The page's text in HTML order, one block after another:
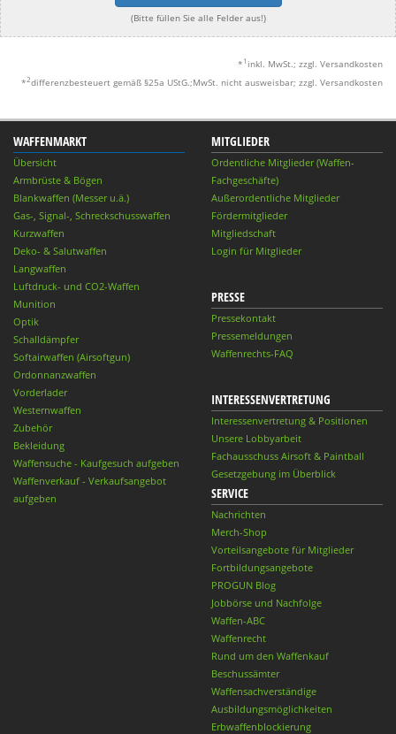
(Bitte füllen Sie alle Felder aus!)
* 1 inkl. MwSt.; zzgl. Versandkosten
*2differenzbesteuert gemäß §25a UStG.;MwSt. nicht ausweisbar; zzgl. Versandkosten
WAFFENMARKT
Übersicht
Armbrüste & Bögen
Blankwaffen (Messer u.ä.)
Gas-, Signal-, Schreckschusswaffen
Kurzwaffen
Deko- & Salutwaffen
Langwaffen
Luftdruck- und CO2-Waffen
Munition
Optik
Schalldämpfer
Softairwaffen (Airsoftgun)
Ordonnanzwaffen
Vorderlader
Westernwaffen
Zubehör
Bekleidung
Waffensuche - Kaufgesuch aufgeben
Waffenverkauf - Verkaufsangebot
aufgeben
MITGLIEDER
Ordentliche Mitglieder (Waffen-
Fachgeschäfte)
Außerordentliche Mitglieder
Fördermitglieder
Mitgliedschaft
Login für Mitglieder
PRESSE
Pressekontakt
Pressemeldungen
Waffenrechts-FAQ
INTERESSENVERTRETUNG
Interessenvertretung & Positionen
Unsere Lobbyarbeit
Fachausschuss Airsoft & Paintball
Gesetzgebung im Überblick
SERVICE
Nachrichten
Merch-Shop
Vorteilsangebote für Mitglieder
Fortbildungsangebote
PROGUN Blog
Jobbörse und Nachfolge
Waffen-ABC
Waffenrecht
Rund um den Waffenkauf
Beschussämter
Waffensachverständige
Ausbildungsmöglichkeiten
Erbwaffenblockierung